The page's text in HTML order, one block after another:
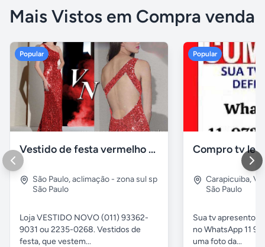
Mais Vistos em Compra venda
Popular
Vestido de festa vermelho com brilho e pedraria
São Paulo,aclimação - zona sul sp
São Paulo
Loja VESTIDO NOVO (011) 93362-
9031 ou 2235-0268. Vestidos de
festa, que vestem...
Popular
Compro tv
Carapicuiba,
São Paulo
Sua tv apresentou
no WhatsApp 11
uma foto da...